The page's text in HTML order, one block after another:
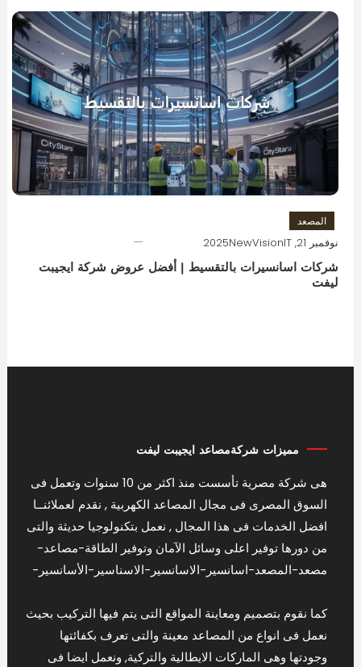
المصعد
نوفمبر 21, 2025 NewVisionIT
شركات اسانسيرات بالتقسيط | أفضل عروض شركة ايجيبت
ليفت
مميزات شركةمصاعد ايجيبت ليفت
هى شركة مصرية تأسست منذ اكثر من 10 سنوات وتعمل فى
السوق المصرى فى مجال المصاعد الكهربية , نقدم لعملائنــا
افضل الخدمات فى هذا المجال , نعمل بتكنولوجيا حديثة والتى
من دورها توفير اعلى وسائل الآمان وتوفير الطاقة-مصاعد-
مصعد-المصعد-اسانسير-الاسانسير-الاسناسير-الأسانسير-
كما نقوم بتصميم ومعاينة المواقع التى يتم فيها التركيب بحيث
نعمل فى انواع من المصاعد معينة والتى تعرف بكفائتها
وجودتها وهى الماركات الايطالية والتركية, ونعمل ايضا فى